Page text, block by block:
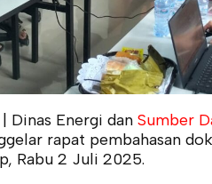
| Dinas Energi dan Sumber
rapat pembahasan
Rabu 2 Juli 2025.